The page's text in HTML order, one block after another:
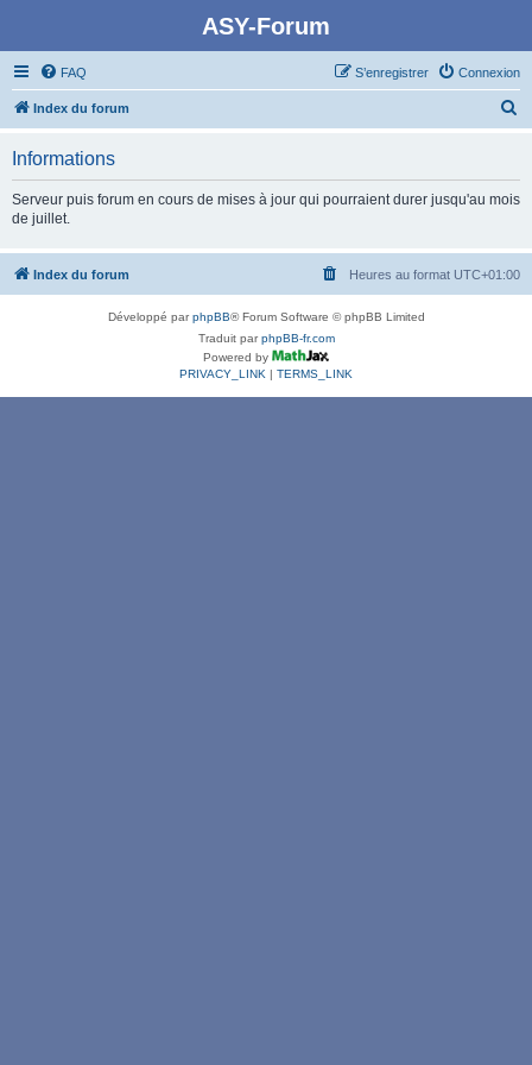
ASY-Forum
FAQ Connexion
S’enregistrer
Index du forum
c
Informations
Serveur puis forum en cours de mises à jour qui pourraient durer jusqu'au mois
de juillet.
Index du forum Heures au format UTC+01:00
Développé parphpBB® Forum Software © phpBB Limited
Traduit parphpBB-fr.com
Powered by
PRIVACY_LINK | TERMS_LINK